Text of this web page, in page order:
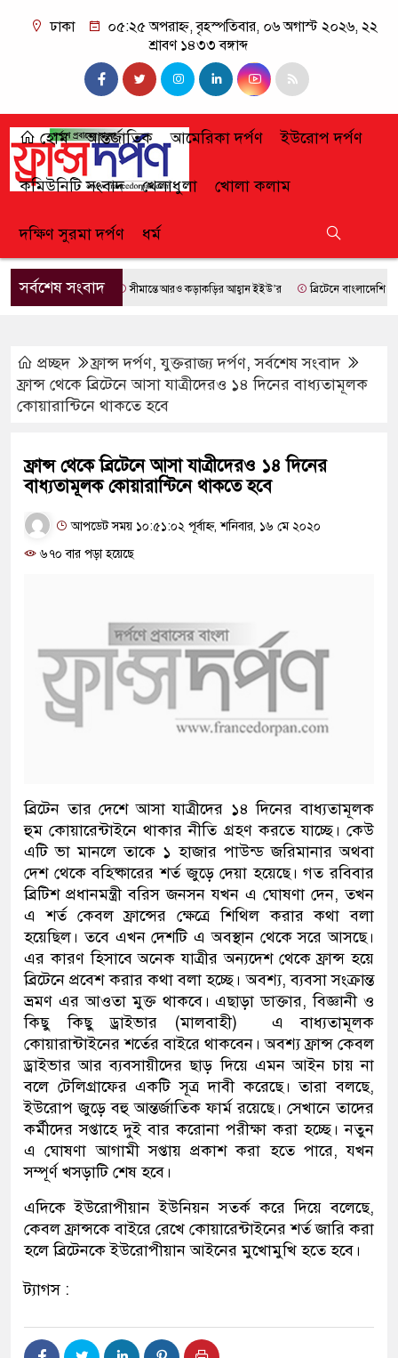
ঢাকা
০৫:২৫ অপরাহ্ন, বৃহস্পতিবার, ০৬ অগাস্ট ২০২৬, ২২
শ্রাবণ ১৪৩৩ বঙ্গাব্দ
হোম আন্তর্জাতিক আমেরিকা দর্পণ ইউরোপ দর্পণ
কমিউনিটি সংবাদ খেলাধুলা খোলা কলাম
দক্ষিণ সুরমা দর্পণ ধর্ম
সর্বশেষ সংবাদ সীমান্তে আরও কড়াকড়ির আহ্বান ইইউ’র ব্রিটেনে বাংলাদেশি
প্রচ্ছদ ফ্রান্স দর্পণ,যুক্তরাজ্য দর্পণ,সর্বশেষ সংবাদ
ফ্রান্স থেকে ব্রিটেনে আসা যাত্রীদেরও ১৪ দিনের বাধ্যতামূলক
কোয়ারান্টিনে থাকতে হবে
ফ্রান্স থেকে ব্রিটেনে আসা যাত্রীদেরও ১৪ দিনের
বাধ্যতামূলক কোয়ারান্টিনে থাকতে হবে
আপডেট সময় ১০:৫১:০২ পূর্বাহ্ন, শনিবার, ১৬ মে ২০২০
৬৭০ বার পড়া হয়েছে
ব্রিটেন তার দেশে আসা যাত্রীদের ১৪ দিনের বাধ্যতামূলক
হুম কোয়ারেন্টাইনে থাকার নীতি গ্রহণ করতে যাচ্ছে। কেউ
এটি ভা মানলে তাকে ১ হাজার পাউন্ড জরিমানার অথবা
দেশ থেকে বহিষ্কারের শর্ত জুড়ে দেয়া হয়েছে। গত রবিবার
ব্রিটিশ প্রধানমন্ত্রী বরিস জনসন যখন এ ঘোষণা দেন, তখন
এ শর্ত কেবল ফ্রান্সের ক্ষেত্রে শিথিল করার কথা বলা
হয়েছিল। তবে এখন দেশটি এ অবস্থান থেকে সরে আসছে।
এর কারণ হিসাবে অনেক যাত্রীর অন্যদেশ থেকে ফ্রান্স হয়ে
ব্রিটেনে প্রবেশ করার কথা বলা হচ্ছে। অবশ্য, ব্যবসা সংক্রান্ত
ভ্রমণ এর আওতা মুক্ত থাকবে। এছাড়া ডাক্তার, বিজ্ঞানী ও
কিছু কিছু ড্রাইভার (মালবাহী) এ বাধ্যতামূলক
কোয়ারান্টাইনের শর্তের বাইরে থাকবেন। অবশ্য ফ্রান্স কেবল
ড্রাইভার আর ব্যবসায়ীদের ছাড় দিয়ে এমন আইন চায় না
বলে টেলিগ্রাফের একটি সূত্র দাবী করেছে। তারা বলছে,
ইউরোপ জুড়ে বহু আন্তর্জাতিক ফার্ম রয়েছে। সেখানে তাদের
কর্মীদের সপ্তাহে দুই বার করোনা পরীক্ষা করা হচ্ছে। নতুন
এ ঘোষণা আগামী সপ্তায় প্রকাশ করা হতে পারে, যখন
সম্পূর্ণ খসড়াটি শেষ হবে।
এদিকে ইউরোপীয়ান ইউনিয়ন সতর্ক করে দিয়ে বলেছে,
কেবল ফ্রান্সকে বাইরে রেখে কোয়ারেন্টাইনের শর্ত জারি করা
হলে ব্রিটেনকে ইউরোপীয়ান আইনের মুখোমুখি হতে হবে।
ট্যাগস :